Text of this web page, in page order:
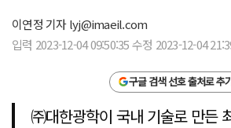
이연정 기자lyj@imaeil.com
입력 2023-12-04 09:50:35 수정 2023-12-04
구글 검색 선호 출처로 추
㈜대한광학이 국내 기술로 만든